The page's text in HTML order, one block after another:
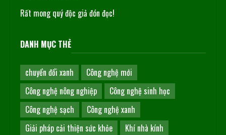
Rất mong quý độc giả đón đọc!
DANH MỤC THẺ
chuyển đổi xanh
Công nghệ mới
Công nghệ nông nghiệp
Công nghệ sinh học
Công nghệ sạch
Công nghệ xanh
Giải pháp cải thiện sức khỏe
Khí nhà kính